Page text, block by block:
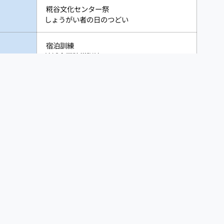
糀谷文化センター祭
しょうがい者の日のつどい
宿泊訓練
地域合同防災訓練